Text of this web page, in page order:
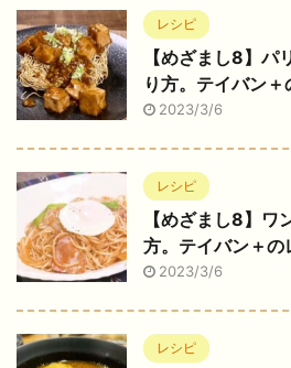
レシピ
【めざまし8】パ
り方。テイバン
2023/3/6
レシピ
【めざまし8】ワ
方。テイバン＋の
2023/3/6
レシピ